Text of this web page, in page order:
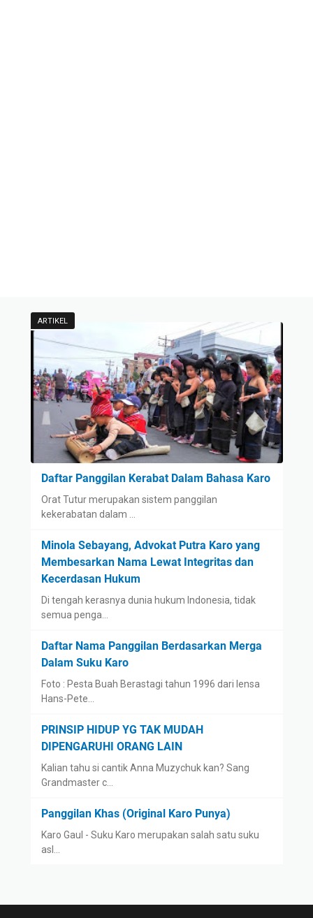
ARTIKEL
Daftar Panggilan Kerabat Dalam Bahasa Karo
Orat Tutur merupakan sistem panggilan
kekerabatan dalam …
Minola Sebayang, Advokat Putra Karo yang
Membesarkan Nama Lewat Integritas dan
Kecerdasan Hukum
Di tengah kerasnya dunia hukum Indonesia, tidak
semua penga…
Daftar Nama Panggilan Berdasarkan Merga
Dalam Suku Karo
Foto : Pesta Buah Berastagi tahun 1996 dari lensa
Hans-Pete…
PRINSIP HIDUP YG TAK MUDAH
DIPENGARUHI ORANG LAIN
Kalian tahu si cantik Anna Muzychuk kan? Sang
Grandmaster c…
Panggilan Khas (Original Karo Punya)
Karo Gaul - Suku Karo merupakan salah satu suku
asl…